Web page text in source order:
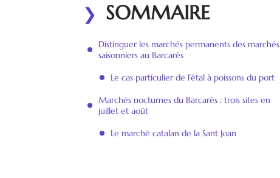
SOMMAIRE
Distinguer les marchés permanents des marchés
saisonniers au Barcarès
Le cas particulier de l’étal à poissons du port
Marchés nocturnes du Barcarès : trois sites en
juillet et août
Le marché catalan de la Sant Joan